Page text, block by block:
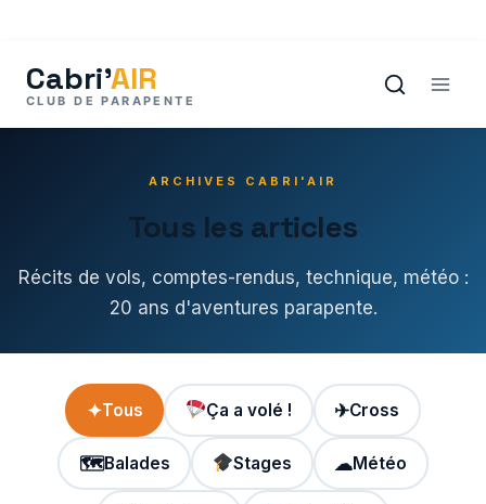
contenu
ARCHIVES CABRI'AIR
Tous les articles
Récits de vols, comptes-rendus, technique, météo :
20 ans d'aventures parapente.
✦Tous Ça a volé ! ✈Cross
🗺Balades Stages ☁Météo